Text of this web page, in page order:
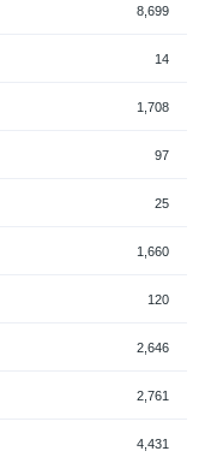
8,699
14
1,708
97
25
1,660
120
2,646
2,761
4,431